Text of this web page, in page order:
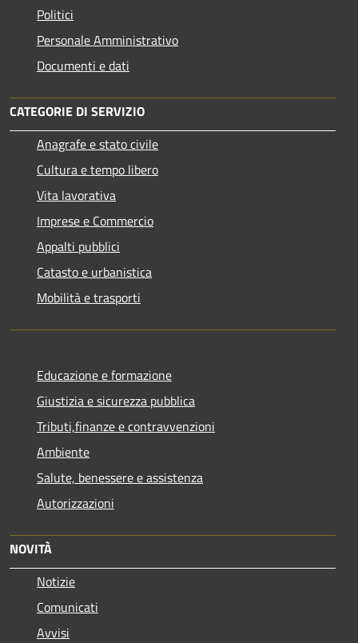
Politici
Personale Amministrativo
Documenti e dati
CATEGORIE DI SERVIZIO
Anagrafe e stato civile
Cultura e tempo libero
Vita lavorativa
Imprese e Commercio
Appalti pubblici
Catasto e urbanistica
Mobilità e trasporti
Educazione e formazione
Giustizia e sicurezza pubblica
Tributi,finanze e contravvenzioni
Ambiente
Salute, benessere e assistenza
Autorizzazioni
NOVITÀ
Notizie
Comunicati
Avvisi